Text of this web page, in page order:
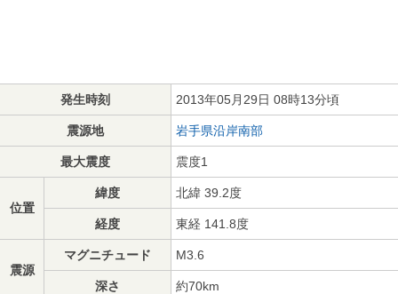
発生時刻 2013年05月29日 08時13分頃
震源地 岩手県沿岸南部
最大震度 震度1
位置
緯度 北緯 39.2度
経度 東経 141.8度
震源
マグニチュード M3.6
深さ 約70km